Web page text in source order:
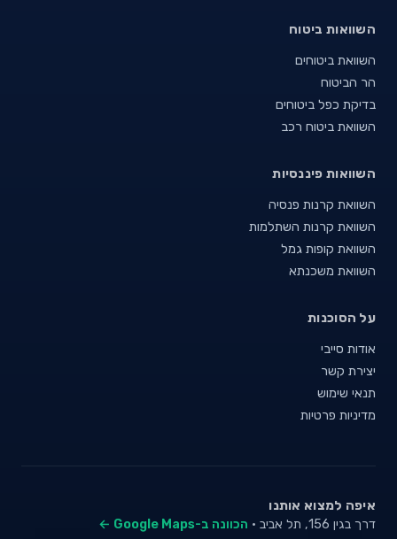
השוואות ביטוח
השוואת ביטוחים
הר הביטוח
בדיקת כפל ביטוחים
השוואת ביטוח רכב
השוואות פיננסיות
השוואת קרנות פנסיה
השוואת קרנות השתלמות
השוואת קופות גמל
השוואת משכנתא
על הסוכנות
אודות סייבי
יצירת קשר
תנאי שימוש
מדיניות פרטיות
איפה למצוא אותנו
דרך בגין 156, תל אביב · הכוונה ב-Google Maps ←